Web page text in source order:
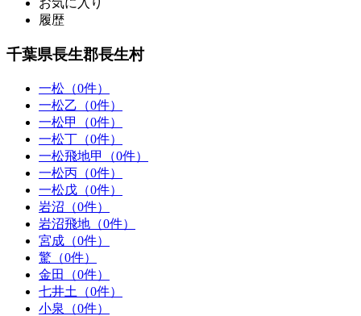
お気に入り
履歴
千葉県長生郡長生村
一松（0件）
一松乙（0件）
一松甲（0件）
一松丁（0件）
一松飛地甲（0件）
一松丙（0件）
一松戊（0件）
岩沼（0件）
岩沼飛地（0件）
宮成（0件）
驚（0件）
金田（0件）
七井土（0件）
小泉（0件）